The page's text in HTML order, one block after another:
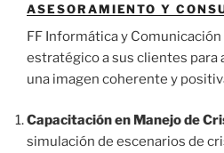
ASESORAMIENTO Y
FF Informática y
estratégico a sus clientes para
una imagen coherente y
Capacitación en Manejo de
simulación de escenarios de